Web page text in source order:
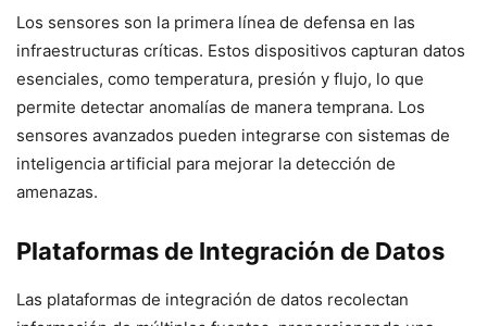
Los sensores son la primera línea de defensa en las
infraestructuras críticas. Estos dispositivos capturan datos
esenciales, como temperatura, presión y flujo, lo que
permite detectar anomalías de manera temprana. Los
sensores avanzados pueden integrarse con sistemas de
inteligencia artificial para mejorar la detección de
amenazas.
Plataformas de Integración de Datos
Las plataformas de integración de datos recolectan